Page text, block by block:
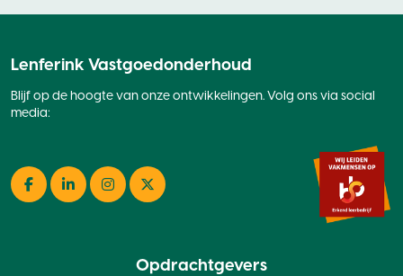
Lenferink Vastgoedonderhoud
Blijf op de hoogte van onze ontwikkelingen. Volg ons via social
media:
Facebook
LinkedInInstagramTwitter
Opdrachtgevers